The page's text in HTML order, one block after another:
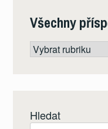
Všechny
Všechny
příspěvky
Hledat